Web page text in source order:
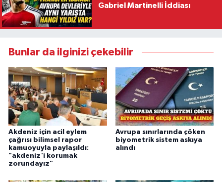
Gabriel Martinelli İddiası
Bunlar da ilginizi çekebilir
Akdeniz için acil eylem
çağrısı bilimsel rapor
kamuoyuyla paylaşıldı:
"akdeniz'i korumak
zorundayız"
Avrupa sınırlarında çöken
biyometrik sistem askıya
alındı